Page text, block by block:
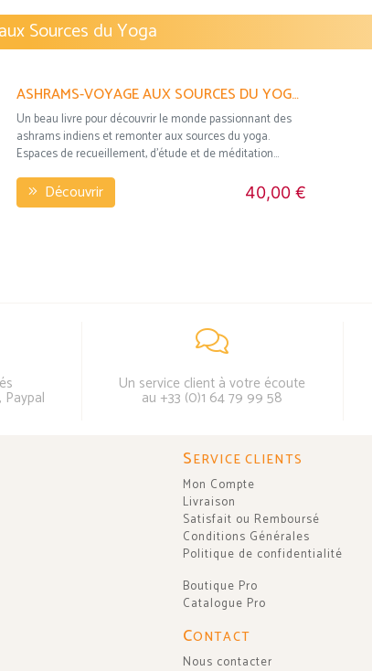
Sources du Yoga
ASHRAMS-VOYAGE AUX SOURCES DU YOGA YAEL BLOCH
Un beau livre pour découvrir le monde passionnant des
ashrams indiens et remonter aux sources du yoga.
Espaces de recueillement, d’étude et de méditation...
Découvrir 40,00 €
Paypal
Un service client à votre écoute
au +33 (0)1 64 79 99 58
SERVICE CLIENTS
Mon Compte
Livraison
Satisfait ou Remboursé
Conditions Générales
Politique de confidentialité
Boutique Pro
Catalogue Pro
CONTACT
Nous contacter